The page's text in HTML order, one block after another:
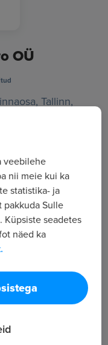
OÜ
Tallinn,
turism
avatav uus
kvaliteetne ja
buffet stiilis
veebilehe
nii meie kui ka
statistika- ja
pakkuda Sulle
Küpsiste seadetes
näed ka